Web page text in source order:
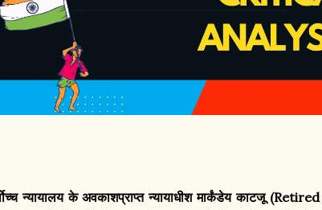
न्यायालय के अवकाशप्राप्त न्यायाधीश मार्कंडेय काटजू